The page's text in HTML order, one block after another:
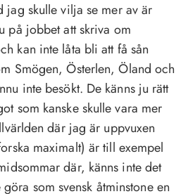
jag skulle vilja se mer av är
på jobbet att skriva om
kan inte låta bli att få sån
Smögen, Österlen, Öland och
inte besökt. De känns ju rätt
som kanske skulle vara mer
där jag är uppvuxen
maximalt) är till exempel
där, känns inte det
som svensk åtminstone en